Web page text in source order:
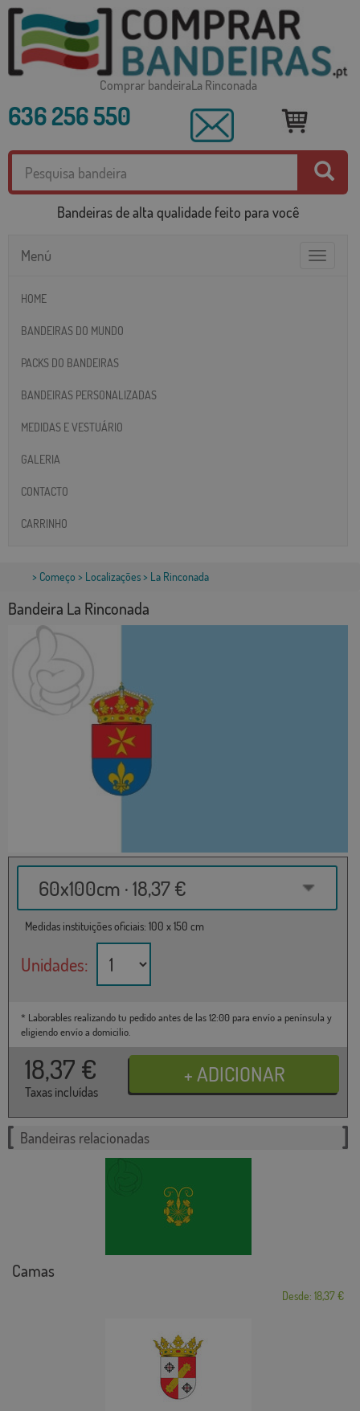
Comprar bandeiraLa Rinconada
636 256 550
Bandeiras de alta qualidade feito para você
Toggle
Menú
HOME
BANDEIRAS DO MUNDO
PACKS DO BANDEIRAS
BANDEIRAS PERSONALIZADAS
MEDIDAS E VESTUÁRIO
GALERIA
CONTACTO
CARRINHO
> Começo > Localizações> La Rinconada
Bandeira La Rinconada
60x100cm · 18,37 €
Medidas instituições oficiais: 100 x 150 cm
Unidades:
* Laborables realizando tu pedido antes de las 12:00 para envío a península y
eligiendo envío a domicilio.
18,37 €
Taxas incluídas
Bandeiras relacionadas
Camas
Desde: 18,37 €